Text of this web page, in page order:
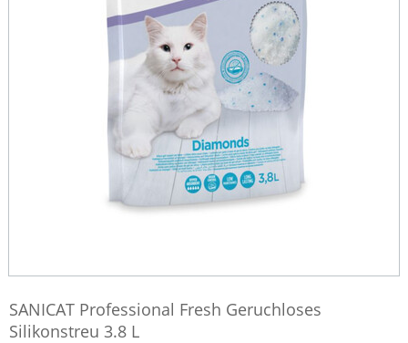
SANICAT Professional Fresh Geruchloses
Silikonstreu 3.8 L